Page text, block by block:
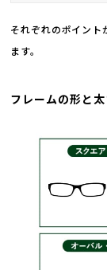
それぞれのポイント
ます。
フレームの形と太